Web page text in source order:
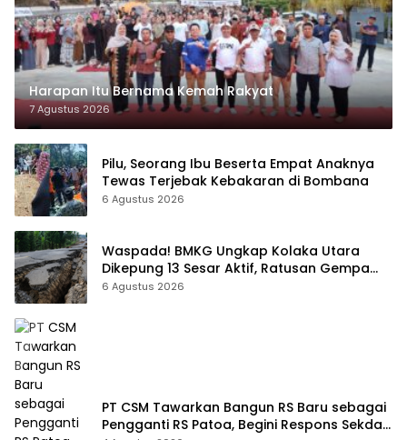
Harapan Itu Bernama Kemah Rakyat
7 Agustus 2026
Pilu, Seorang Ibu Beserta Empat Anaknya
Tewas Terjebak Kebakaran di Bombana
6 Agustus 2026
Waspada! BMKG Ungkap Kolaka Utara
Dikepung 13 Sesar Aktif, Ratusan Gempa
Sudah Terekam
6 Agustus 2026
PT CSM Tawarkan Bangun RS Baru sebagai
Pengganti RS Patoa, Begini Respons Sekda